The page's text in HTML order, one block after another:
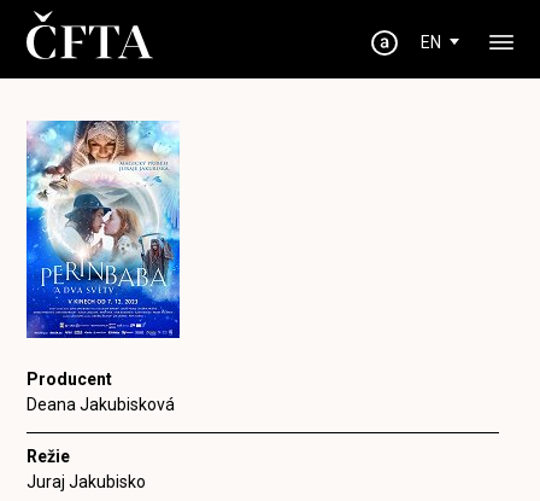
EN
Producent
Deana Jakubisková
Režie
Juraj Jakubisko